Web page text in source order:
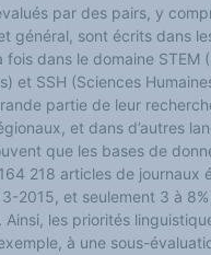
par des pairs, y
général, sont écrits dans
fois dans le domaine STEM
et SSH (Sciences
partie de leur
et dans d’autres
que les bases de
218 articles de
2015, et seulement 3 à
les priorités
à une sous-